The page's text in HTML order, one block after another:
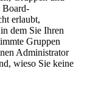
Board-
erlaubt,
dem Sie Ihren
Gruppen
Administrator
wieso Sie keine